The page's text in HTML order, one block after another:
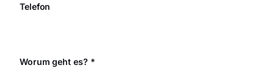
Telefon
Worum geht es? *